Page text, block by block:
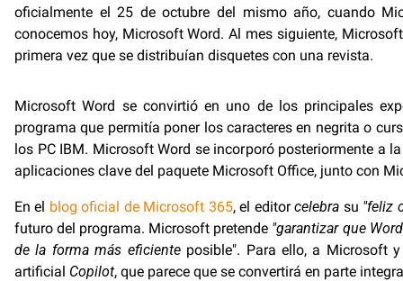
oficialmente el 25 de octubre del mismo año, cuando
conocemos hoy, Microsoft Word. Al mes siguiente,
primera vez que se distribuían disquetes con una revista.
Microsoft Word se convirtió en uno de los principales
programa que permitía poner los caracteres en negrita o
los PC IBM. Microsoft Word se incorporó posteriormente a
aplicaciones clave del paquete Microsoft Office, junto con
En el blog oficial de Microsoft 365, el editorcelebra su "feliz
futuro del programa. Microsoft pretende "garantizar que
de la forma más eficienteposible". Para ello, a Microsoft
artificial Copilot, que parece que se convertirá en parte